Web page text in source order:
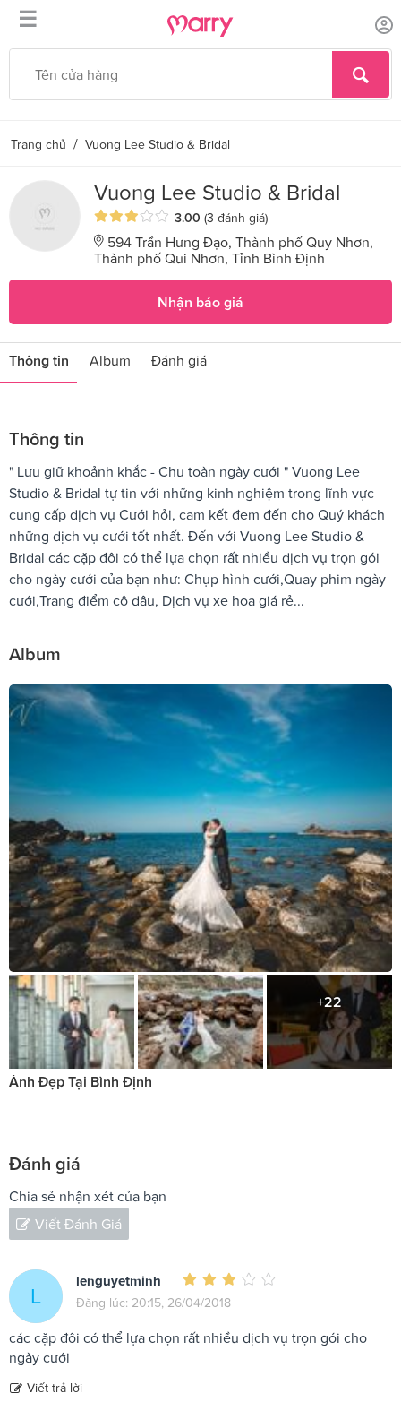
☰
Trang chủ / Vuong Lee Studio & Bridal
Vuong Lee Studio & Bridal
3.00 (3 đánh giá)
594 Trần Hưng Đạo, Thành phố Quy Nhơn,
Thành phố Qui Nhơn, Tỉnh Bình Định
Nhận báo giá
Thông tin Album Đánh giá
Thông tin
" Lưu giữ khoảnh khắc - Chu toàn ngày cưới " Vuong Lee
Studio & Bridal tự tin với những kinh nghiệm trong lĩnh vực
cung cấp dịch vụ Cưới hỏi, cam kết đem đến cho Quý khách
những dịch vụ cưới tốt nhất. Đến với Vuong Lee Studio &
Bridal các cặp đôi có thể lựa chọn rất nhiều dịch vụ trọn gói
cho ngày cưới của bạn như: Chụp hình cưới,Quay phim ngày
cưới,Trang điểm cô dâu, Dịch vụ xe hoa giá rẻ...
Album
+22
Ảnh Đẹp Tại Bình Định
Đánh giá
Chia sẻ nhận xét của bạn
Viết Đánh Giá
L
lenguyetminh
Đăng lúc: 20:15, 26/04/2018
các cặp đôi có thể lựa chọn rất nhiều dịch vụ trọn gói cho
ngày cưới
Viết trả lời